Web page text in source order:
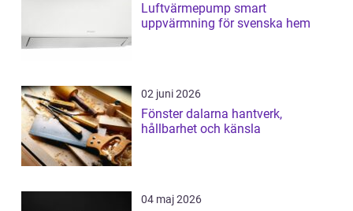
Luftvärmepump smart
uppvärmning för svenska hem
02 juni 2026
Fönster dalarna hantverk,
hållbarhet och känsla
04 maj 2026